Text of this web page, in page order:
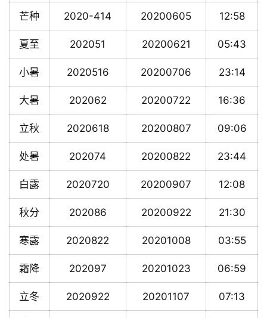
芒种 2020-414 20200605 12:58
夏至 202051 20200621 05:43
小暑 2020516 20200706 23:14
大暑 202062 20200722 16:36
立秋 2020618 20200807 09:06
处暑 202074 20200822 23:44
白露 2020720 20200907 12:08
秋分 202086 20200922 21:30
寒露 2020822 20201008 03:55
霜降 202097 20201023 06:59
立冬 2020922 20201107 07:13